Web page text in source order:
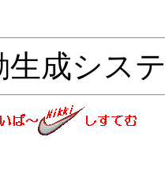
生成シス